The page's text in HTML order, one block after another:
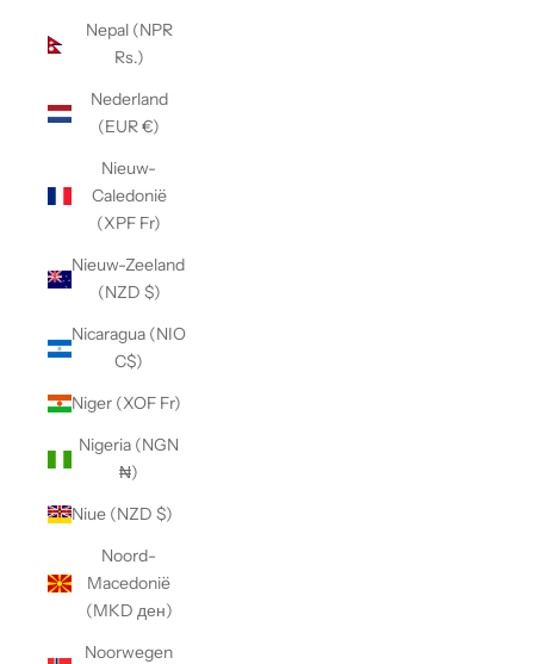
Nepal (NPR
Rs.)
Nederland
(EUR €)
Nieuw-
Caledonië
(XPF Fr)
Nieuw-Zeeland
(NZD $)
Nicaragua (NIO
C$)
Niger (XOF Fr)
Nigeria (NGN
₦)
Niue (NZD $)
Noord-
Macedonië
(MKD ден)
Noorwegen